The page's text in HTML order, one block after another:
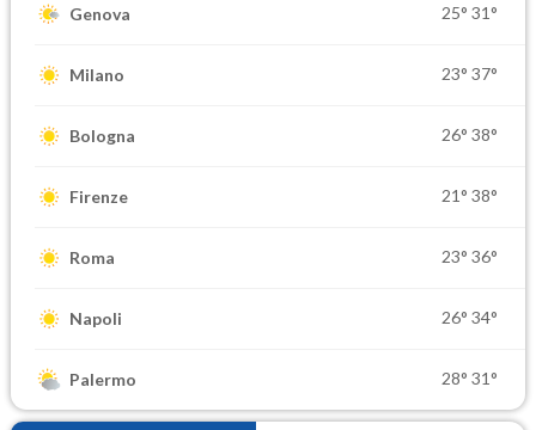
Genova 25° 31°
Milano 23° 37°
Bologna 26° 38°
Firenze 21° 38°
Roma 23° 36°
Napoli 26° 34°
Palermo 28° 31°